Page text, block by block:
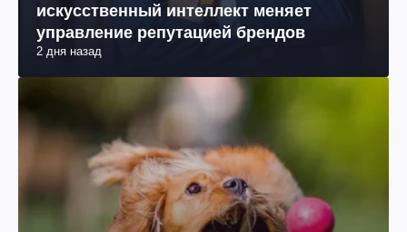
искусственный интеллект меняет
управление репутацией брендов
2 дня назад